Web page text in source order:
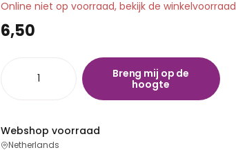
Online niet op voorraad, bekijk de winkelvoorraad
6,50
Breng mij op de
hoogte
Webshop voorraad
Netherlands